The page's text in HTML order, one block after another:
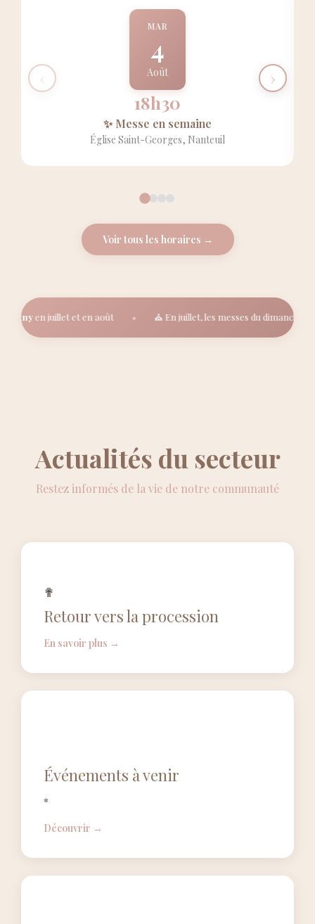
‹
MAR
4
Août
18h30
✨ Messe en semaine
Église Saint-Georges, Nanteuil
›
Voir tous les horaires →
en juillet et en août ⛪ En juillet, les messes du dimanche
Actualités du secteur
Restez informés de la vie de notre communauté
✟
Retour vers la procession
En savoir plus →
Événements à venir
*
Découvrir →